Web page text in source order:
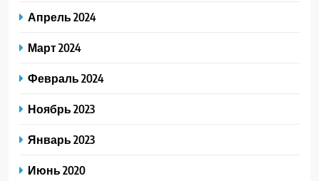
Апрель 2024
Март 2024
Февраль 2024
Ноябрь 2023
Январь 2023
Июнь 2020